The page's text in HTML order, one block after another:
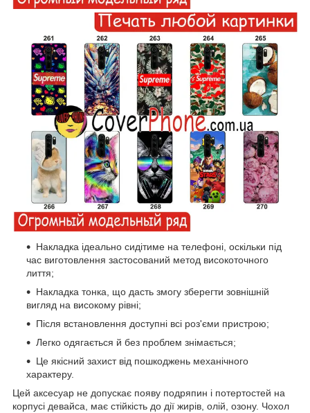
Накладка ідеально сидітиме на телефоні, оскільки під
час виготовлення застосований метод високоточного
лиття;
Накладка тонка, що дасть змогу зберегти зовнішній
вигляд на високому рівні;
Після встановлення доступні всі роз'єми пристрою;
Легко одягається й без проблем знімається;
Це якісний захист від пошкоджень механічного
характеру.
Цей аксесуар не допускає появу подряпин і потертостей на
корпусі девайса, має стійкість до дії жирів, олій, озону. Чохол